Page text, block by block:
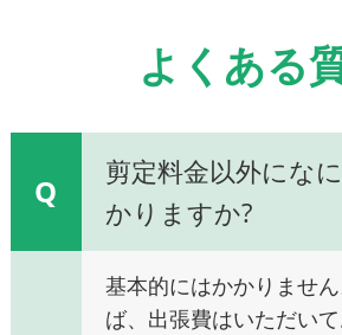
よくある
Q
剪定料金以外にな
かりますか?
基本的にはかかりませ
ば、出張費はいただいて